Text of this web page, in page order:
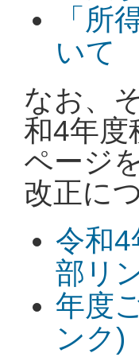
「所
いて
なお、
和4年度
ページ
改正に
令和
部リ
年度
ンク)